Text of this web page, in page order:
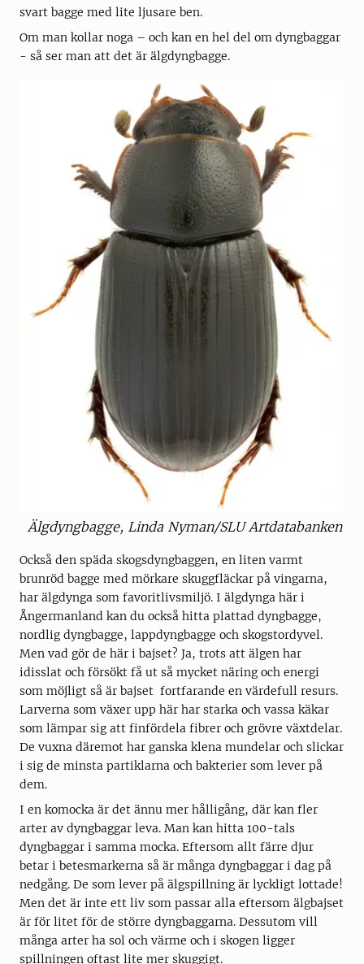
svart bagge med lite ljusare ben.
Om man kollar noga – och kan en hel del om dyngbaggar
- så ser man att det är älgdyngbagge.
Älgdyngbagge, Linda Nyman/SLU Artdatabanken
Också den späda skogsdyngbaggen, en liten varmt
brunröd bagge med mörkare skuggfläckar på vingarna,
har älgdynga som favoritlivsmiljö. I älgdynga här i
Ångermanland kan du också hitta plattad dyngbagge,
nordlig dyngbagge, lappdyngbagge och skogstordyvel.
Men vad gör de här i bajset? Ja, trots att älgen har
idisslat och försökt få ut så mycket näring och energi
som möjligt så är bajset fortfarande en värdefull resurs.
Larverna som växer upp här har starka och vassa käkar
som lämpar sig att finfördela fibrer och grövre växtdelar.
De vuxna däremot har ganska klena mundelar och slickar
i sig de minsta partiklarna och bakterier som lever på
dem.
I en komocka är det ännu mer hålligång, där kan fler
arter av dyngbaggar leva. Man kan hitta 100-tals
dyngbaggar i samma mocka. Eftersom allt färre djur
betar i betesmarkerna så är många dyngbaggar i dag på
nedgång. De som lever på älgspillning är lyckligt lottade!
Men det är inte ett liv som passar alla eftersom älgbajset
är för litet för de större dyngbaggarna. Dessutom vill
många arter ha sol och värme och i skogen ligger
spillningen oftast lite mer skuggigt.